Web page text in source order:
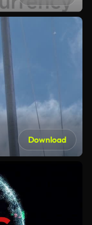
Download